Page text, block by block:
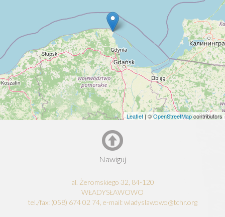
Leaflet | ©OpenStreetMapcontributors
Nawiguj
al. Żeromskiego 32, 84-120
WŁADYSŁAWOWO
tel./fax: (058) 674 02 74, e-mail: wladyslawowo@tchr.org